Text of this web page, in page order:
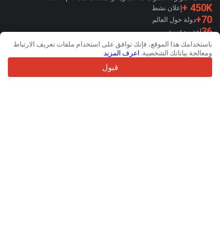
450K + إعلان نشط
70+ دولة حول العالم
36لغة مدعومة
4.7/5
Trustpilot
باستخدامك هذا الموقع، فإنك توافق على استخدام ملفات تعريف الارتباط
ومعالجة بياناتك الشخصية. اعرف المزيد
قبول